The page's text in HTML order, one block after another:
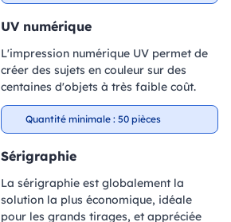
UV numérique
L'impression numérique UV permet de
créer des sujets en couleur sur des
centaines d'objets à très faible coût.
Quantité minimale : 50 pièces
Sérigraphie
La sérigraphie est globalement la
solution la plus économique, idéale
pour les grands tirages, et appréciée